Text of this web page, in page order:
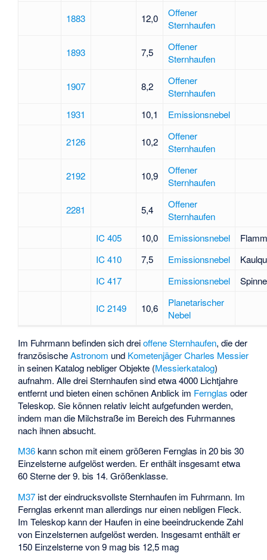
1883 12,0
Offener
Sternhaufen
1893 7,5
Offener
Sternhaufen
1907 8,2
Offener
Sternhaufen
1931
10,1 Emissionsnebel
2126 10,2
Offener
Sternhaufen
2192 10,9
Offener
Sternhaufen
2281 5,4
Offener
Sternhaufen
IC 405
10,0 Emissionsnebel
IC 410
7,5 Emissionsnebel
IC 417
Emissionsnebel
IC 2149 10,6
Planetarischer
Nebel
Im Fuhrmann befinden sich dreioffene Sternhaufen, die der
französischeAstronom und Kometenjäger Charles Messier
in seinen Katalog nebliger Objekte (Messierkatalog)
aufnahm. Alle drei Sternhaufen sind etwa 4000 Lichtjahre
entfernt und bieten einen schönen Anblick im Fernglas oder
Teleskop. Sie können relativ leicht aufgefunden werden,
indem man die Milchstraße im Bereich des Fuhrmannes
nach ihnen absucht.
M36kann schon mit einem größeren Fernglas in 20 bis 30
Einzelsterne aufgelöst werden. Er enthält insgesamt etwa
60 Sterne der 9. bis 14. Größenklasse.
M37 ist der eindrucksvollste Sternhaufen im Fuhrmann. Im
Fernglas erkennt man allerdings nur einen nebligen Fleck.
Im Teleskop kann der Haufen in eine beeindruckende Zahl
von Einzelsternen aufgelöst werden. Insgesamt enthält er
150 Einzelsterne von 9 mag bis 12,5 mag